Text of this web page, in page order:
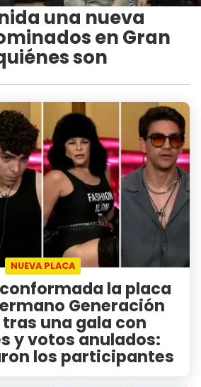
una nueva
en Gran
son
NUEVA PLACA
la placa
Generación
una gala con
y votos anulados:
los participantes